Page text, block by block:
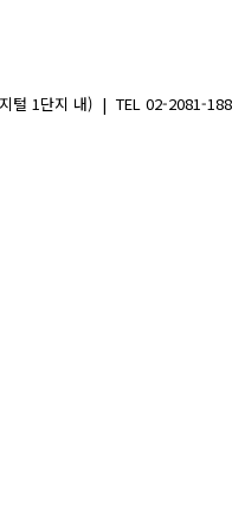
지털 1단지 내) | TEL 02-